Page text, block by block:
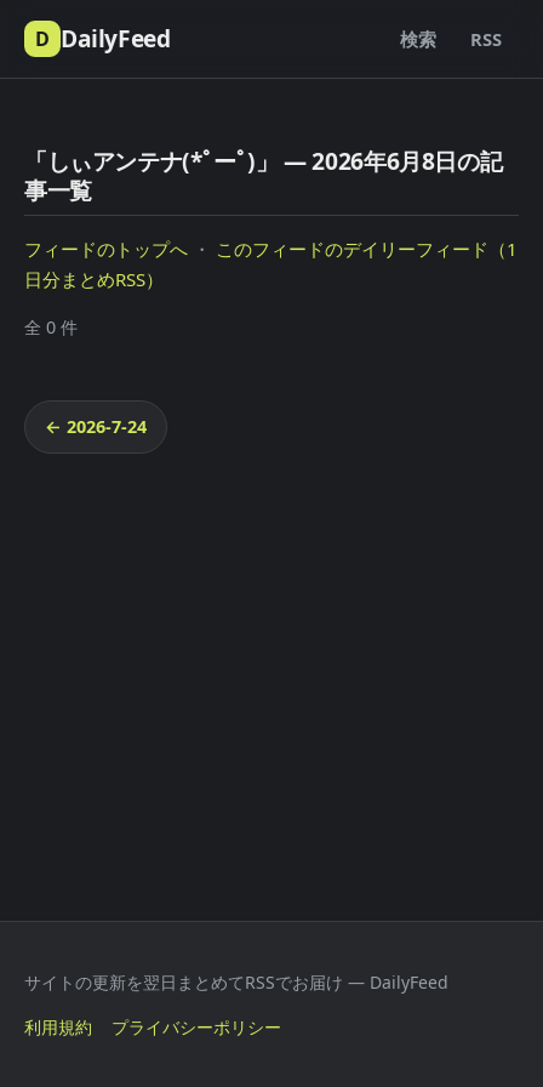
D DailyFeed 検索 RSS
「しぃアンテナ(*ﾟーﾟ)」 — 2026年6月8日の記
事一覧
フィードのトップへ ・ このフィードのデイリーフィード（1
日分まとめRSS）
全 0 件
← 2026-7-24
サイトの更新を翌日まとめてRSSでお届け — DailyFeed
利用規約
プライバシーポリシー